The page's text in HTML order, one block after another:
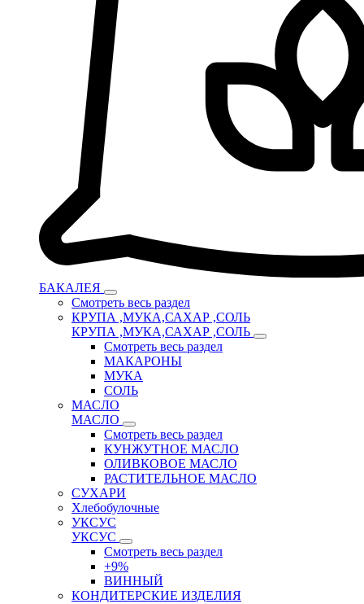
БАКАЛЕЯ
Смотреть весь раздел
КРУПА ,МУКА,САХАР ,СОЛЬ
КРУПА ,МУКА,САХАР ,СОЛЬ
Смотреть весь раздел
МАКАРОНЫ
МУКА
СОЛЬ
МАСЛО
МАСЛО
Смотреть весь раздел
КУНЖУТНОЕ МАСЛО
ОЛИВКОВОЕ МАСЛО
РАСТИТЕЛЬНОЕ МАСЛО
СУХАРИ
Хлебобулочные
УКСУС
УКСУС
Смотреть весь раздел
+9%
ВИННЫЙ
КОНДИТЕРСКИЕ ИЗДЕЛИЯ